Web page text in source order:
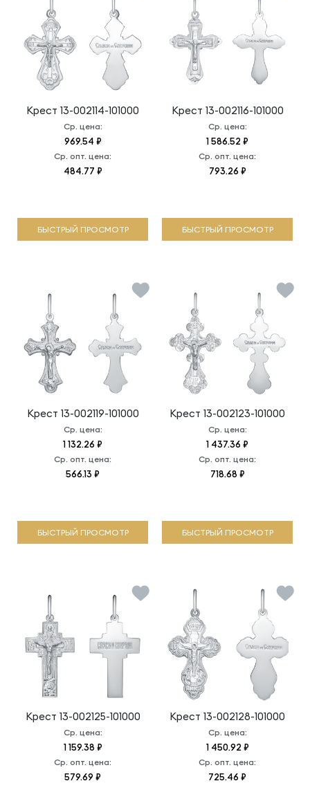
Крест 13-002114-101000
Ср. цена:
969.54 ₽
Ср. опт. цена:
484.77 ₽
БЫСТРЫЙ ПРОСМОТР
Крест 13-002116-101000
Ср. цена:
1 586.52 ₽
Ср. опт. цена:
793.26 ₽
БЫСТРЫЙ ПРОСМОТР
Крест 13-002119-101000
Ср. цена:
1 132.26 ₽
Ср. опт. цена:
566.13 ₽
БЫСТРЫЙ ПРОСМОТР
Крест 13-002123-101000
Ср. цена:
1 437.36 ₽
Ср. опт. цена:
718.68 ₽
БЫСТРЫЙ ПРОСМОТР
Крест 13-002125-101000
Ср. цена:
1 159.38 ₽
Ср. опт. цена:
579.69 ₽
Крест 13-002128-101000
Ср. цена:
1 450.92 ₽
Ср. опт. цена:
725.46 ₽